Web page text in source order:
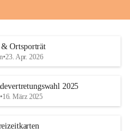
& Ortsporträt
•23. Apr. 2026
2025
•16. März 2025